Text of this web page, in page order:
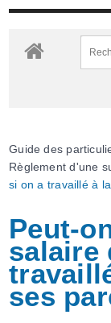
Guide des
Règlement d'une
si on a travaillé à
Peut-
salaire
ses